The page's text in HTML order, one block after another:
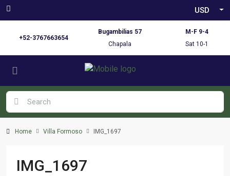
USD
+52-3767663654
Bugambilias 57
Chapala
M-F 9-4
Sat 10-1
Home Villa Formoso IMG_1697
IMG_1697